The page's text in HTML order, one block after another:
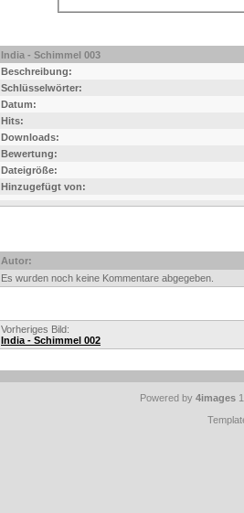
India - Schimmel 003
Beschreibung:
Schlüsselwörter:
Datum:
Hits:
Downloads:
Bewertung:
Dateigröße:
Hinzugefügt von:
Autor:
Es wurden noch keine Kommentare abgegeben.
Vorheriges Bild:
India - Schimmel 002
Powered by 4images